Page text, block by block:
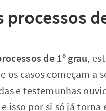
processos
de 1º grau,
os casos começam a
e testemunhas
isso por si só já torna